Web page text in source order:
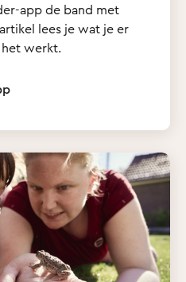
app de band met
lees je wat je er
werkt.